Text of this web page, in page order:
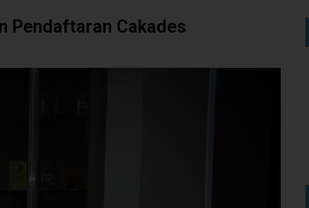
Pendaftaran Cakades